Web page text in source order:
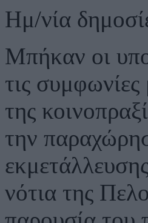
Ημ/νία
Μπήκαν οι
τις
της
την
νότια της